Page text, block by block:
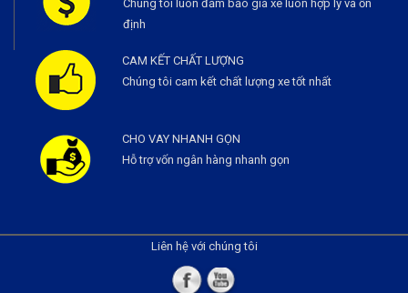
Chúng tôi luôn đảm bảo giá xe luôn hợp lý và ổn
định
CAM KẾT CHẤT LƯỢNG
Chúng tôi cam kết chất lượng xe tốt nhất
CHO VAY NHANH GỌN
Hỗ trợ vốn ngân hàng nhanh gọn
Liên hệ với chúng tôi